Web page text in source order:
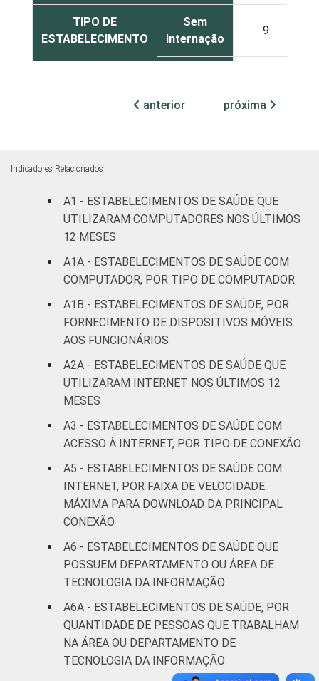
TIPO DE
ESTABELECIMENTO
Sem
internação
9
(até 50
5
(mais de
50 leitos)
apoio à
diagnose e
terapia
7
IDENTIFICAÇÃO DE
DE SAÚDE
Não UBS 10
LOCALIZAÇÃO
Interior 8
Fonte: Núcleo de Informação e Coordenação
do Ponto BR. (2024). Pesquisa sobre o uso
das tecnologias de informação e
comunicação nos estabelecimentos de
saúde brasileiros: TIC Saúde 2024 [Tabelas].
¹Cada item apresentado se refere apenas
aos resultados da alternativa 'sim'. ²O total
via banda larga fixa reúne as tecnologias de
conexão via cabo, conexão via linha
telefônica (DSL), conexão via fibra ótica,
conexão via rádio e conexão via satélite.
anterior próxima
Indicadores Relacionados
A1 - ESTABELECIMENTOS DE SAÚDE QUE
UTILIZARAM COMPUTADORES NOS ÚLTIMOS
12 MESES
A1A - ESTABELECIMENTOS DE SAÚDE COM
COMPUTADOR, POR TIPO DE COMPUTADOR
A1B - ESTABELECIMENTOS DE SAÚDE, POR
FORNECIMENTO DE DISPOSITIVOS MÓVEIS
AOS FUNCIONÁRIOS
A2A - ESTABELECIMENTOS DE SAÚDE QUE
UTILIZARAM INTERNET NOS ÚLTIMOS 12
MESES
A3 - ESTABELECIMENTOS DE SAÚDE COM
ACESSO À INTERNET, POR TIPO DE CONEXÃO
A5 - ESTABELECIMENTOS DE SAÚDE COM
INTERNET, POR FAIXA DE VELOCIDADE
MÁXIMA PARA DOWNLOAD DA PRINCIPAL
CONEXÃO
A6 - ESTABELECIMENTOS DE SAÚDE QUE
POSSUEM DEPARTAMENTO OU ÁREA DE
TECNOLOGIA DA INFORMAÇÃO
A6A - ESTABELECIMENTOS DE SAÚDE, POR
QUANTIDADE DE PESSOAS QUE TRABALHAM
NA ÁREA OU DEPARTAMENTO DE
TECNOLOGIA DA INFORMAÇÃO